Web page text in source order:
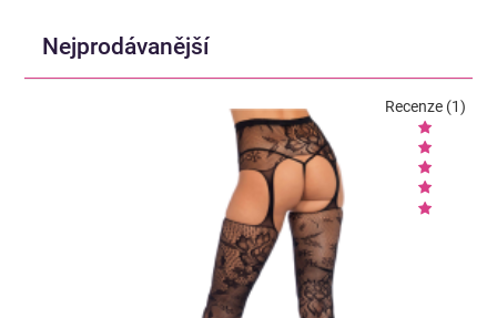
Nejprodávanější
Recenze (1)